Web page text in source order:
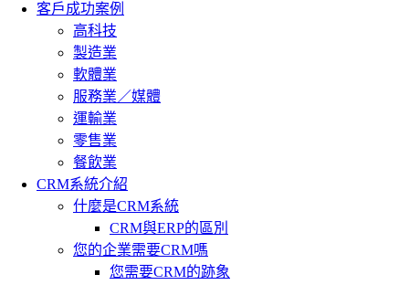
客戶成功案例
高科技
製造業
軟體業
服務業／媒體
運輸業
零售業
餐飲業
CRM系統介紹
什麼是CRM系統
CRM與ERP的區別
您的企業需要CRM嗎
您需要CRM的跡象